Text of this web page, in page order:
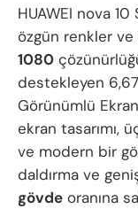
HUAWEI nova 10
özgün renkler
1080
destekleyen 6,67
Görünümlü
ekran tasarımı,
ve modern bir
daldırma ve
gövde oranına